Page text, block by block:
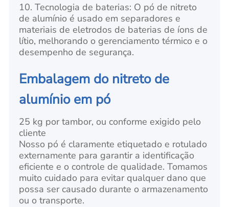
10. Tecnologia de baterias: O pó de nitreto
de alumínio é usado em separadores e
materiais de eletrodos de baterias de íons de
lítio, melhorando o gerenciamento térmico e o
desempenho de segurança.
Embalagem do nitreto de
alumínio em pó
25 kg por tambor, ou conforme exigido pelo
cliente
Nosso pó é claramente etiquetado e rotulado
externamente para garantir a identificação
eficiente e o controle de qualidade. Tomamos
muito cuidado para evitar qualquer dano que
possa ser causado durante o armazenamento
ou o transporte.